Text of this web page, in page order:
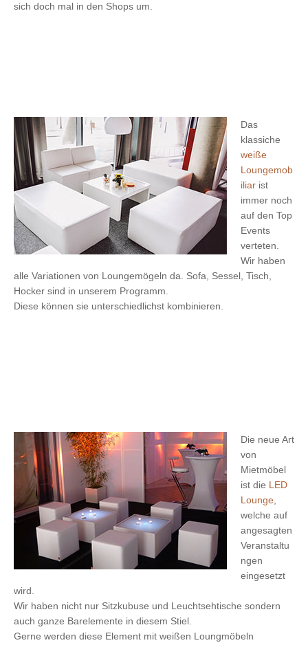
sich doch mal in den Shops um.
Das
klassiche
weiße
Loungemob
iliar ist
immer noch
auf den Top
Events
verteten.
Wir haben
alle Variationen von Loungemögeln da. Sofa, Sessel, Tisch,
Hocker sind in unserem Programm.
Diese können sie unterschiedlichst kombinieren.
Die neue Art
von
Mietmöbel
ist die LED
Lounge
welche auf
angesagten
Veranstaltu
ngen
eingesetzt
wird.
Wir haben nicht nur Sitzkubuse und Leuchtsehtische sondern
auch ganze Barelemente in diesem Stiel.
Gerne werden diese Element mit weißen Loungmöbeln